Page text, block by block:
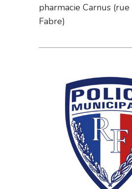
pharmacie Carnus
Fabre)